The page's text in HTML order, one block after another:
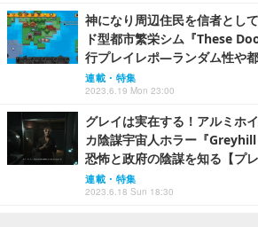
神になり周辺住民を信者とし
ド型都市繁栄シム『These
行プレイレポ―ランダム性や
連載・特集
2023.6.19 Mon 23:00
グレイは実在する！アルミホ
カ陰謀宇宙人ホラー『
恐怖と政府の陰謀を知る【プレ
連載・特集
2023.6.18 Sun 18:30